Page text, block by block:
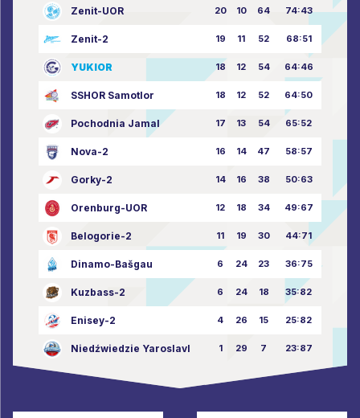
Zenit-UOR 20 10 64 74:43
Zenit-2 19 11 52 68:51
YUKIOR 18 12 54 64:46
SSHOR Samotlor 18 12 52 64:50
Pochodnia Jamal 17 13 54 65:52
Nova-2 16 14 47 58:57
Gorky-2 14 16 38 50:63
Orenburg-UOR 12 18 34 49:67
Belogorie-2 11 19 30 44:71
Dinamo-Bašgau 6 24 23 36:75
Kuzbass-2 6 24 18 35:82
Enisey-2 4 26 15 25:82
Niedźwiedzie Yaroslavl 1 29 7 23:87